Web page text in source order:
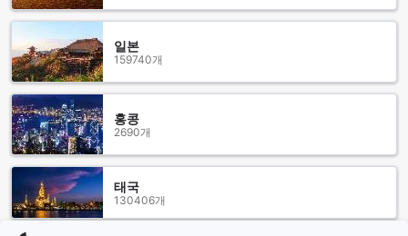
에 적합하며, 매일 정기적으로 제공되는 하우스키핑 서비스로
언제나 깔끔하고 쾌적한 환경을 유지하실 수 있습니다. 이처럼
다양한 다이닝 옵션과 편의 시설이 고객님의 편안한 숙박 경험
을 완성합니다.
파크 플라자 찬디가르 지락푸르의 다양한 객실 선택과 최고의 예
약 혜택
파크 플라자 찬디가르 지락푸르에서는 고객의 다양한 취향과
필요에 맞춘 여러 가지 객실 옵션을 제공합니다. 32평방미터의
슈페리어 룸은 2개의 싱글 침대 또는 1개의 킹 사이즈 침대를
갖추고 있어 편안한 휴식을 취하기에 적합합니다. 더 넓은 공간
일본
159740개
홍콩
2690개
태국
130406개